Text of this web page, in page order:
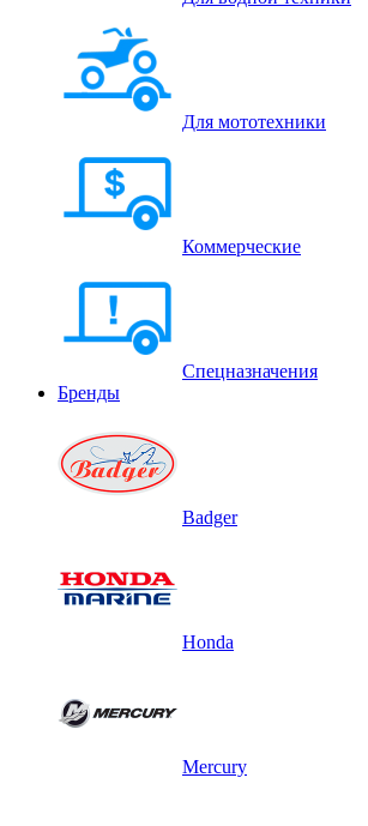
Для мототехники
Коммерческие
Спецназначения
Бренды
Badger
Honda
Mercury